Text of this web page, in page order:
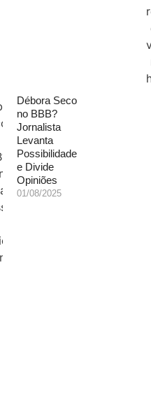
Débora Seco
no BBB?
Jornalista
Levanta
Possibilidade
e Divide
Opiniões
01/08/2025